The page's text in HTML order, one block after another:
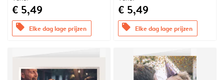
€ 5,49
offers Elke dag lage prijzen
€ 5,49
offers Elke dag lage prijzen